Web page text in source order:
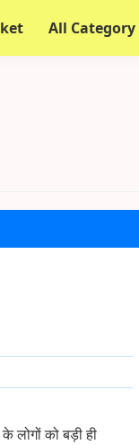
All Category
लोगों को बड़ी ही